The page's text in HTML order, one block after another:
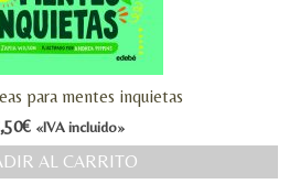
para mentes inquietas
€ «IVA incluido»
AL CARRITO